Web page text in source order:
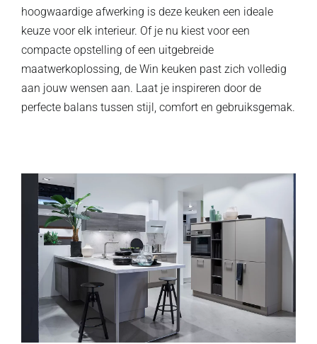
hoogwaardige afwerking is deze keuken een ideale
keuze voor elk interieur. Of je nu kiest voor een
compacte opstelling of een uitgebreide
maatwerkoplossing, de Win keuken past zich volledig
aan jouw wensen aan. Laat je inspireren door de
perfecte balans tussen stijl, comfort en gebruiksgemak.